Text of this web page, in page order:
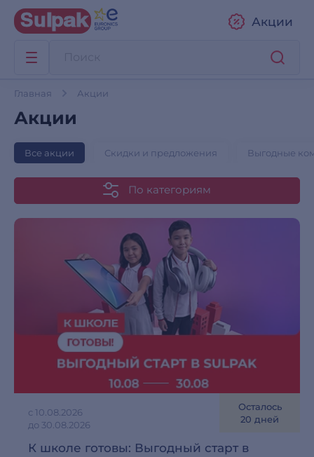
Акции
Главная Акции
Акции
Все акции Скидки и предложения Выгодные
По категориям
с 10.08.2026
до 30.08.2026
Осталось
20 дней
К школе готовы: Выгодный старт в